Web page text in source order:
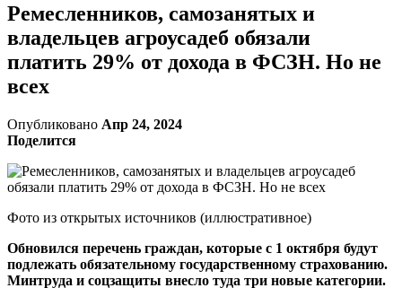
Ремесленников, самозанятых и
владельцев агроусадеб обязали
платить 29% от дохода в ФСЗН. Но не
всех
Опубликовано Апр 24, 2024
Поделится
Фото из открытых источников (иллюстративное)
Обновился перечень граждан, которые с 1 октября будут
подлежать обязательному государственному страхованию.
Минтруда и соцзащиты внесло туда три новые категории.